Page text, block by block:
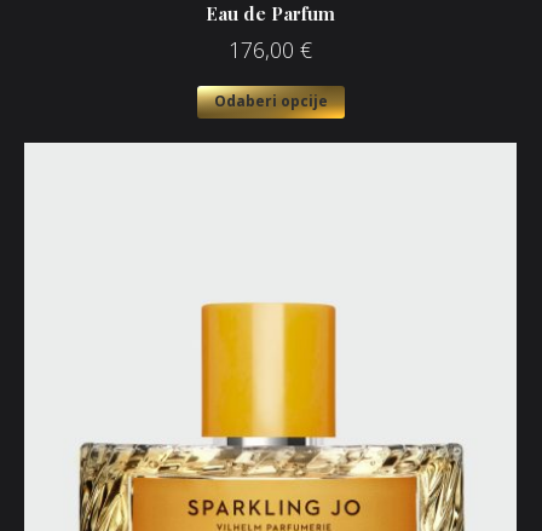
Eau de Parfum
176,00 €
Odaberi opcije